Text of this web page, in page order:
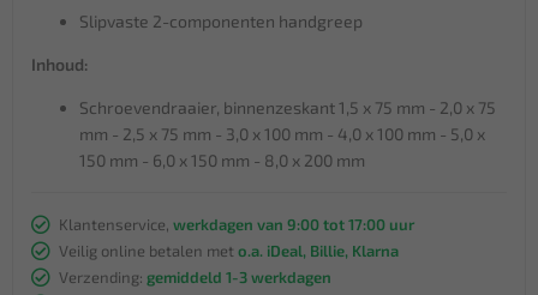
Slipvaste 2-componenten handgreep
Inhoud:
Schroevendraaier, binnenzeskant 1,5 x 75 mm - 2,0 x 75
mm - 2,5 x 75 mm - 3,0 x 100 mm - 4,0 x 100 mm - 5,0 x
150 mm - 6,0 x 150 mm - 8,0 x 200 mm
Klantenservice, werkdagen van 9:00 tot 17:00 uur
Veilig online betalen met o.a. iDeal, Billie, Klarna
Verzending: gemiddeld 1-3 werkdagen